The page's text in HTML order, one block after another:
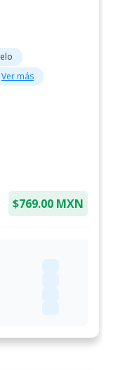
Ver más
$769.00 MXN